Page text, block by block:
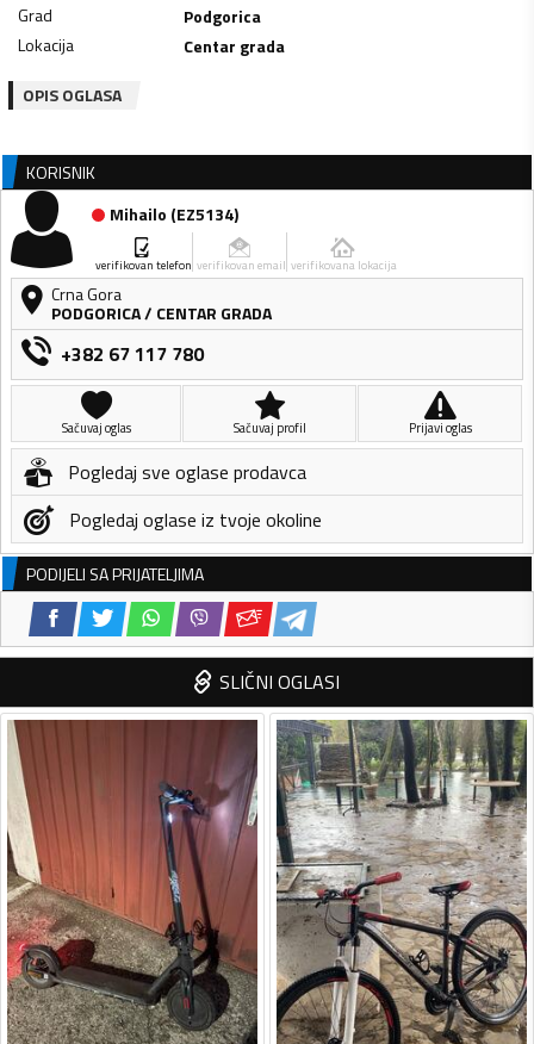
Grad
Podgorica
Lokacija
Centar grada
OPIS OGLASA
KORISNIK
Mihailo (EZ5134)
verifikovan telefon verifikovan email verifikovana lokacija
Crna Gora
PODGORICA/ CENTAR GRADA
+382 67 117 780
Sačuvaj oglas Sačuvaj profil Prijavi oglas
Pogledaj sve oglase prodavca
Pogledaj oglase iz tvoje okoline
PODIJELI SA PRIJATELJIMA
SLIČNI OGLASI